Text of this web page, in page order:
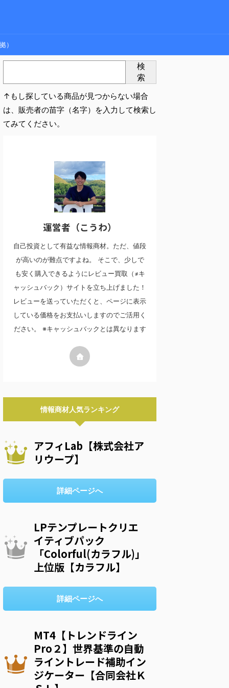
）
検
索
↑もし探している商品が見つからない場合
は、販売者の苗字（名字）を入力して検索し
てみてください。
運営者（こうわ）
自己投資として有益な情報商材。ただ、値段
が高いのが難点ですよね。 そこで、少しで
も安く購入できるようにレビュー買取（≠キ
ャッシュバック）サイトを立ち上げました！
レビューを送っていただくと、ページに表示
している価格をお支払いしますのでご活用く
ださい。 ※キャッシュバックとは異なります
情報商材人気ランキング
アフィLab【株式会社ア
リウープ】
詳細ページへ
LPテンプレートクリエ
イティブパック
「Colorful(カラフル)」
上位版【カラフル】
詳細ページへ
MT4【トレンドライン
Pro２】世界基準の自動
ライントレード補助イン
ジケーター【合同会社Ｋ